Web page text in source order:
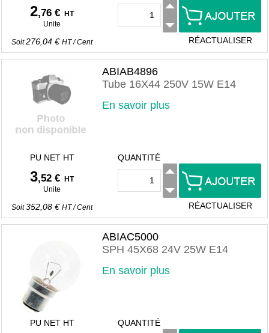
2,76 €
HT
Unite
Soit276,04 € HT/Cent RÉACTUALISER
ABIAB4896
Tube 16X44 250V 15W E14
En savoir plus
PU NET HT
3,52 €
HT
Unite
Soit352,08 € HT/Cent
QUANTITÉ
RÉACTUALISER
ABIAC5000
SPH 45X68 24V 25W E14
En savoir plus
PU NET HT QUANTITÉ